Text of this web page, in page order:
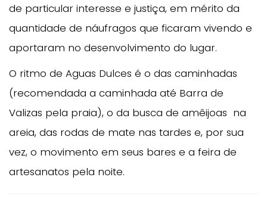
de particular interesse e justiça, em mérito da
quantidade de náufragos que ficaram vivendo e
aportaram no desenvolvimento do lugar.
O ritmo de Aguas Dulces é o das caminhadas
(recomendada a caminhada até Barra de
Valizas pela praia), o da busca de amêijoas na
areia, das rodas de mate nas tardes e, por sua
vez, o movimento em seus bares e a feira de
artesanatos pela noite.